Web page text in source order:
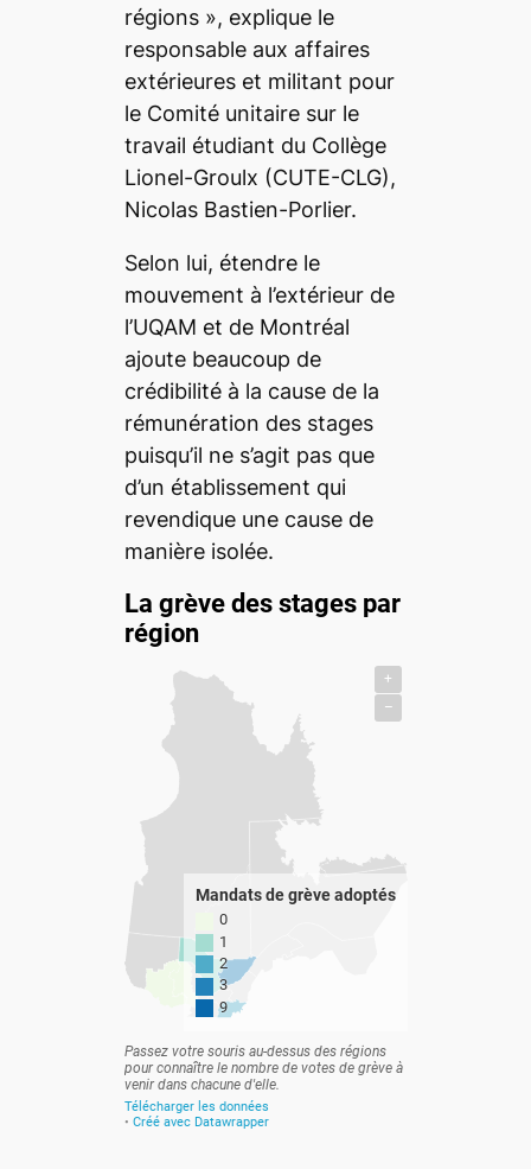
régions », explique le
responsable aux affaires
extérieures et militant pour
le Comité unitaire sur le
travail étudiant du Collège
Lionel-Groulx (CUTE-CLG),
Nicolas Bastien-Porlier.
Selon lui, étendre le
mouvement à l’extérieur de
l’UQAM et de Montréal
ajoute beaucoup de
crédibilité à la cause de la
rémunération des stages
puisqu’il ne s’agit pas que
d’un établissement qui
revendique une cause de
manière isolée.